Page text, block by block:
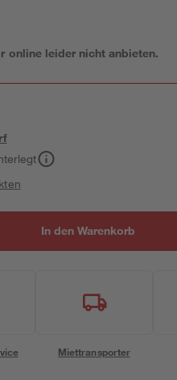
online leider nicht anbieten.
In den Warenkorb
Miettransporter